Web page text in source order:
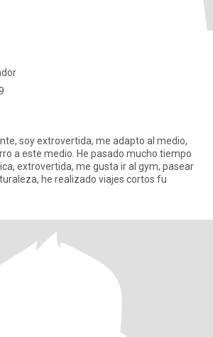
soy extrovertida, me adapto al medio,
a este medio. He pasado mucho tiempo
extrovertida, me gusta ir al gym, pasear
he realizado viajes cortos fu